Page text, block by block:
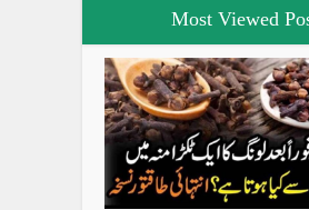
Most Viewed